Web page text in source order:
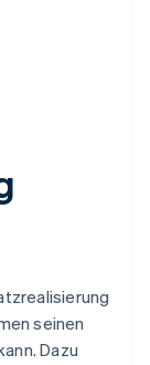
seinen
Dazu